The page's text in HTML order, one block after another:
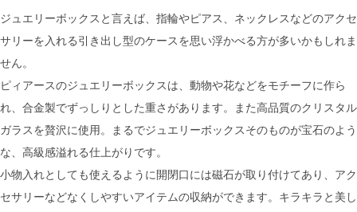
ジュエリーボックスと言えば、指輪やピアス、ネックレスなどのアクセ
サリーを入れる引き出し型のケースを思い浮かべる方が多いかもしれま
せん。
ピィアースのジュエリーボックスは、動物や花などをモチーフに作ら
れ、合金製でずっしりとした重さがあります。また高品質のクリスタル
ガラスを贅沢に使用。まるでジュエリーボックスそのものが宝石のよう
な、高級感溢れる仕上がりです。
小物入れとしても使えるように開閉口には磁石が取り付けてあり、アク
セサリーなどなくしやすいアイテムの収納ができます。キラキラと美し